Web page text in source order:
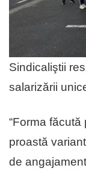
Sindicaliştii
salarizării
“Forma
proastă
de